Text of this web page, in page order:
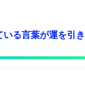
る言葉が運を引き